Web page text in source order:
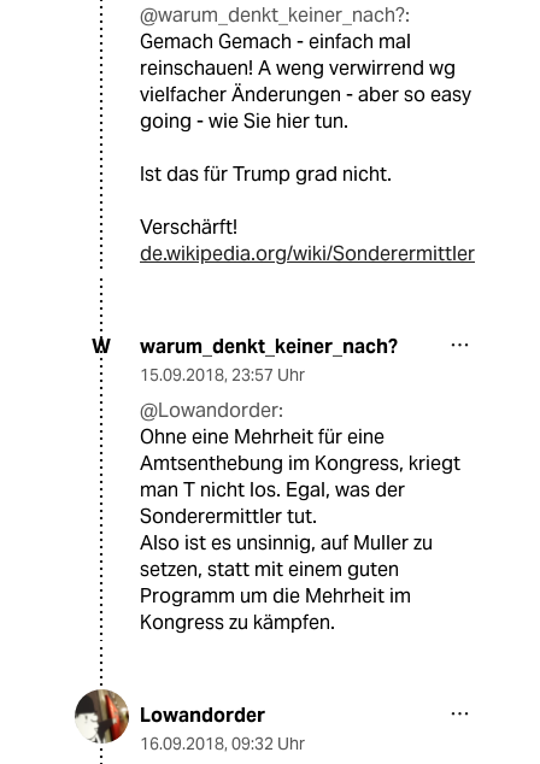
@warum_denkt_keiner_nach?:
Gemach Gemach - einfach mal
reinschauen! A weng verwirrend wg
vielfacher Änderungen - aber so easy
going - wie Sie hier tun.
Ist das für Trump grad nicht.
Verschärft!
de.wikipedia.org/wiki/Sonderermittler
W warum_denkt_keiner_nach?
15.09.2018, 23:57 Uhr
@Lowandorder:
Ohne eine Mehrheit für eine
Amtsenthebung im Kongress, kriegt
man T nicht los. Egal, was der
Sonderermittler tut.
Also ist es unsinnig, auf Muller zu
setzen, statt mit einem guten
Programm um die Mehrheit im
Kongress zu kämpfen.
Lowandorder
16.09.2018, 09:32 Uhr